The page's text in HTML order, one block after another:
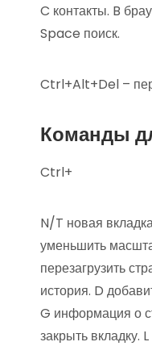
C контакты. B
Space поиск.
Ctrl+Alt+Del –
Команды
Ctrl+
N/T новая
уменьшить
перезагрузить
история. D
G информация о
закрыть вкладку.